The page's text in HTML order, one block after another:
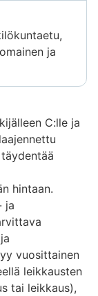
ja
C:lle ja
hintaan.
ja
vuosittainen
leikkausten
tai leikkaus),